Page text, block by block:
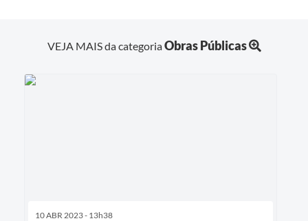
VEJA MAIS da categoriaObras Públicas
10 ABR 2023 - 13h38